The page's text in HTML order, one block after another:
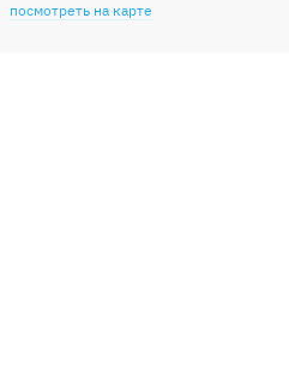
посмотреть на карте